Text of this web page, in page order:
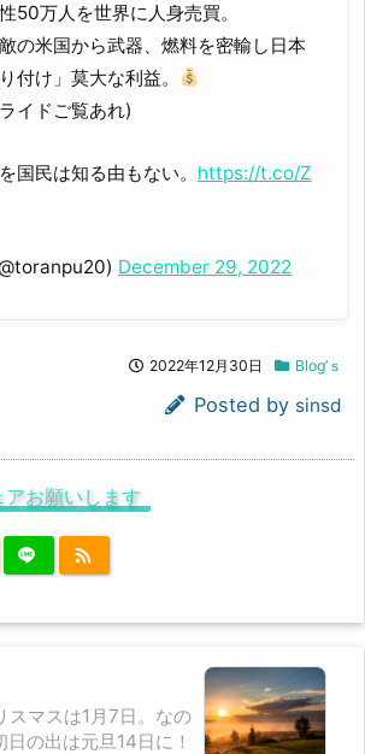
50万人を世界に人身売買。
の米国から武器、燃料を密輸し日本
付け」莫大な利益。
イドご覧あれ)
国民は知る由もない。 https://t.co/Z
December 29, 2022
2022年12月30日 Blog’ｓ
Posted by sinsd
お願いします
スマスは1月7日。なの
日の出は元旦14日に！